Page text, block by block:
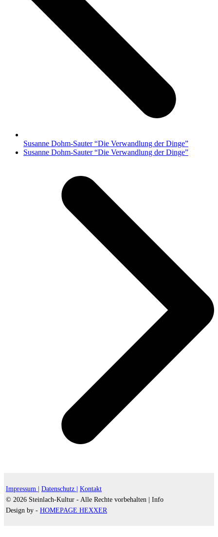
Susanne Dohm-Sauter “Die Verwandlung der Dinge”
Nächster
Susanne Dohm-Sauter “Die Verwandlung der Dinge”
Impressum | Datenschutz |
Kontakt
© 2026 Steinlach-Kultur - Alle Rechte vorbehalten |
Info
Design by - HOMEPAGE HEXXER